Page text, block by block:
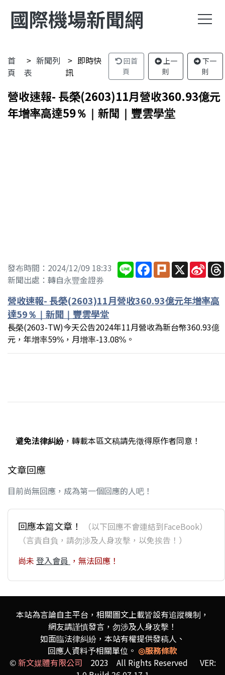
國際機場新聞網
首
頁
新聞列
表
即時快
訊
回首
頁
上一
則
下一
則
營收速報- 長榮(2603)11月營收360.93億元
年增率高達59％｜新聞｜豐雲學堂
發布時間：2024/12/09 18:33
新聞出處：轉自永豐金證券
Line Facebook
PlurkX Sina
營收速報- 長榮(2603)11月營收360.93億元年增率高
達59％｜新聞｜豐雲學堂
長榮(2603-TW)今天公告2024年11月營收為新台幣360.93億
元，年增率59%，月增率-13.08%。
避免法律糾紛，轉載本區文稿請先徵得原作者同意！
文章回應
目前尚無回應，成為第一個回應的人吧！
回應本篇文章！
（以下回應不會連結到FaceBook）
（言責自負，請勿涉及人身攻擊，以免挨告！）
尚未 登入會員 ，無法回應！
本站為言論自主平台，相關圖文上載皆設有追蹤機制，
網友請謹慎發言，勿涉及人身攻擊！
如面臨法律糾紛，本站有權提供發稿人、
回應人資料予相關單位。 ◎服務條款
©新文媒體有限公司 2023 All Rights Reserved VER: